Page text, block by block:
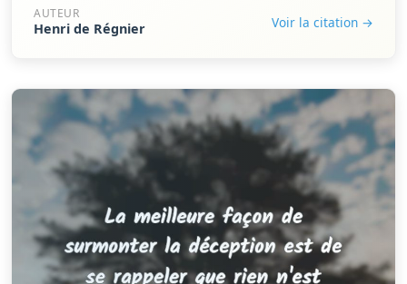
AUTEUR
Henri de Régnier Voir la citation →